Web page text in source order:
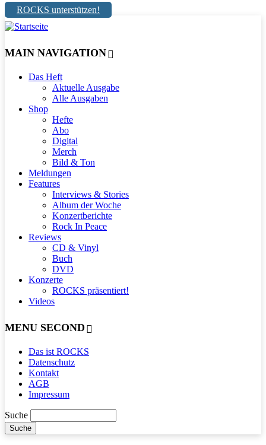
ROCKS unterstützen!
MAIN NAVIGATION
Das Heft
Aktuelle Ausgabe
Alle Ausgaben
Shop
Hefte
Abo
Digital
Merch
Bild & Ton
Meldungen
Features
Interviews & Stories
Album der Woche
Konzertberichte
Rock In Peace
Reviews
CD & Vinyl
Buch
DVD
Konzerte
ROCKS präsentiert!
Videos
MENU SECOND
Das ist ROCKS
Datenschutz
Kontakt
AGB
Impressum
Suche